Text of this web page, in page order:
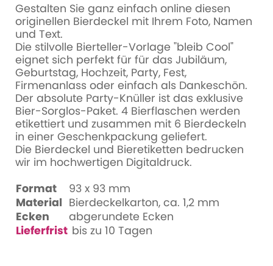
Gestalten Sie ganz einfach online diesen
originellen Bierdeckel mit Ihrem Foto, Namen
und Text.
Die stilvolle Bierteller-Vorlage "bleib Cool"
eignet sich perfekt für für das Jubiläum,
Geburtstag, Hochzeit, Party, Fest,
Firmenanlass oder einfach als Dankeschön.
Der absolute Party-Knüller ist das exklusive
Bier-Sorglos-Paket. 4 Bierflaschen werden
etikettiert und zusammen mit 6 Bierdeckeln
in einer Geschenkpackung geliefert.
Die Bierdeckel und Bieretiketten bedrucken
wir im hochwertigen Digitaldruck.
Format
93 x 93 mm
Material Bierdeckelkarton, ca. 1,2 mm
Ecken
abgerundete Ecken
Lieferfrist bis zu 10 Tagen